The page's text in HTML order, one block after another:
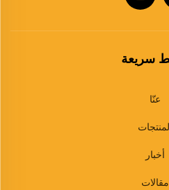
سريعة
عنّا
أخبار
مقالات